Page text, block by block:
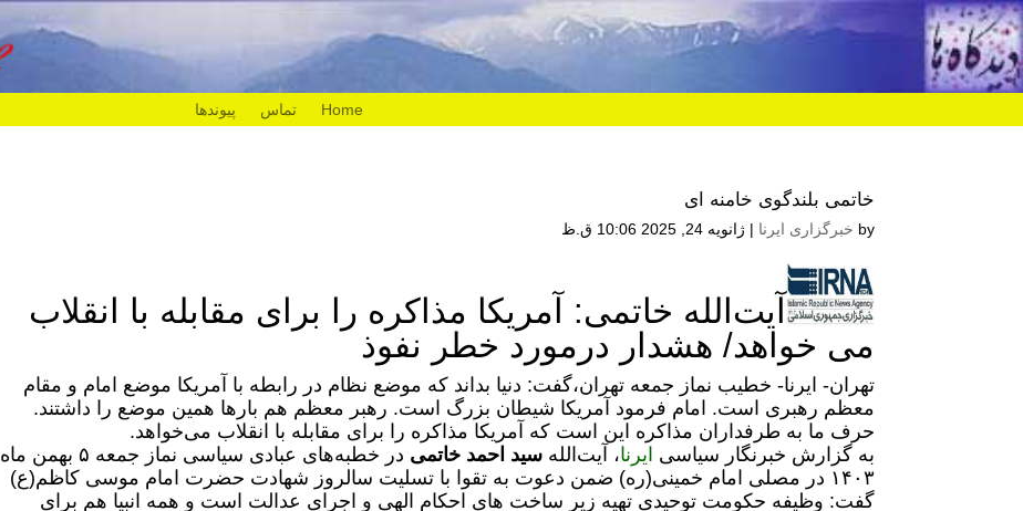
Home تماس پیوندها
خاتمی بلندگوی خامنه ای
by خبرگزاری ایرنا |ژانویه 24, 2025 10:06 ق.ظ
آیت‌الله خاتمی: آمریکا مذاکره را برای مقابله با انقلاب
می خواهد/ هشدار درمورد خطر نفوذ
تهران- ایرنا- خطیب نماز جمعه تهران،گفت: دنیا بداند که موضع نظام در رابطه با آمریکا موضع امام و مقام
معظم رهبری است. امام فرمود آمریکا شیطان بزرگ است. رهبر معظم هم بارها همین موضع را داشتند.
حرف ما به طرفداران مذاکره این است که آمریکا مذاکره را برای مقابله با انقلاب می‌خواهد.
به گزارش خبرنگار سیاسی ایرنا، آیت‌اللهسید احمد خاتمی
در خطبه‌های عبادی سیاسی نماز جمعه ۵ بهمن ماه
۱۴۰۳ در مصلی امام خمینی(ره) ضمن دعوت به تقوا با تسلیت سالروز شهادت حضرت امام موسی کاظم(ع)
گفت: وظیفه حکومت توحیدی تهیه زیر ساخت های احکام الهی و اجرای عدالت است و همه انبیا هم برای